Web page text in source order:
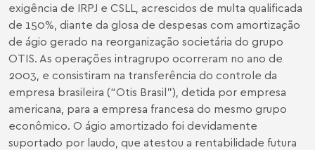
exigência de IRPJ e CSLL, acrescidos de multa qualificada
de 150%, diante da glosa de despesas com amortização
de ágio gerado na reorganização societária do grupo
OTIS. As operações intragrupo ocorreram no ano de
2003, e consistiram na transferência do controle da
empresa brasileira (“Otis Brasil”), detida por empresa
americana, para a empresa francesa do mesmo grupo
econômico. O ágio amortizado foi devidamente
suportado por laudo, que atestou a rentabilidade futura